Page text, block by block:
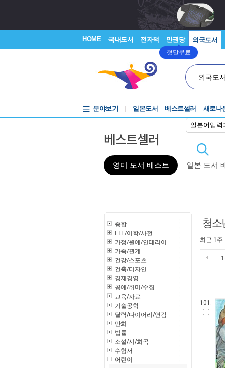
HOME 국내도서 전자책 만권당
첫달무료
외국도서
외국도
일본어입력
분야보기 일본도서 베스트셀러 새로나
베스트셀러
영미 도서 베스트 일본 도서
종합
ELT/어학/사전
가정/원예/인테리어
가족/관계
건강/스포츠
건축/디자인
경제경영
공예/취미/수집
교육/자료
기술공학
달력/다이어리/연감
만화
법률
소설/시/희곡
수험서
어린이
청소
최근 1
101.